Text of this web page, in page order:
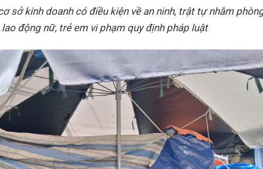
sở kinh doanh có điều kiện về an ninh, trật tự nhằm
động nữ, trẻ em vi phạm quy định pháp luật